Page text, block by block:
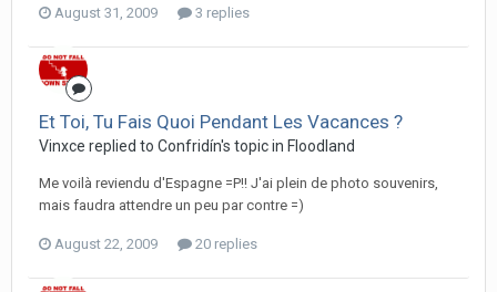
August 31, 2009 3 replies
Et Toi, Tu Fais Quoi Pendant Les Vacances ?
Vinxce replied to Confridín's topic in Floodland
Me voilà reviendu d'Espagne =P!! J'ai plein de photo souvenirs,
mais faudra attendre un peu par contre =)
August 22, 2009 20 replies